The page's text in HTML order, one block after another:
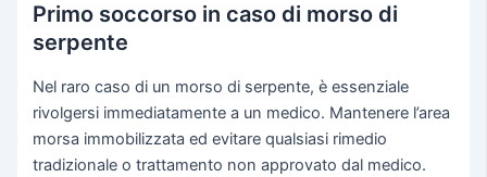
Primo soccorso in caso di morso di
serpente
Nel raro caso di un morso di serpente, è essenziale
rivolgersi immediatamente a un medico. Mantenere l’area
morsa immobilizzata ed evitare qualsiasi rimedio
tradizionale o trattamento non approvato dal medico.